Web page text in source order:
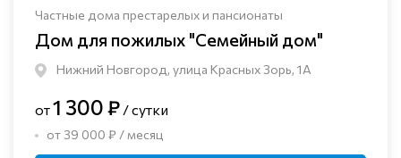
Частные дома престарелых и пансионаты
Дом для пожилых "Семейный дом"
Нижний Новгород, улица Красных Зорь, 1А
от1 300 ₽ / сутки
от 39 000 ₽ / месяц